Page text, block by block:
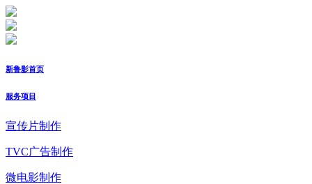
新鲁影首页
服务项目
宣传片制作
TVC广告制作
微电影制作